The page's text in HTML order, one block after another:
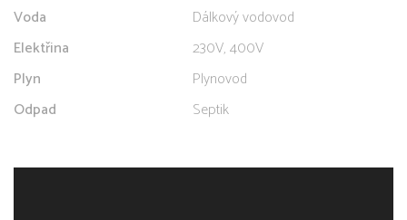
Voda
Dálkový vodovod
Elektřina
230V, 400V
Plyn
Plynovod
Odpad
Septik